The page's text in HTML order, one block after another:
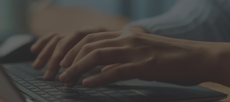
FOM Online-Magazin